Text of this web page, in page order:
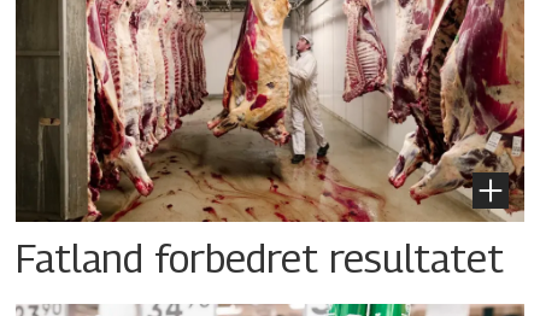
Fatland forbedret resultatet